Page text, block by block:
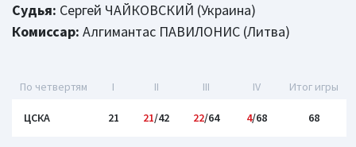
Судья: Сергей ЧАЙКОВСКИЙ (Украина)
Комиссар: Алгимантас ПАВИЛОНИС (Литва)
По четвертям I II III IV Итог игры
ЦСКА 21 21/42 22/64 4/68 68